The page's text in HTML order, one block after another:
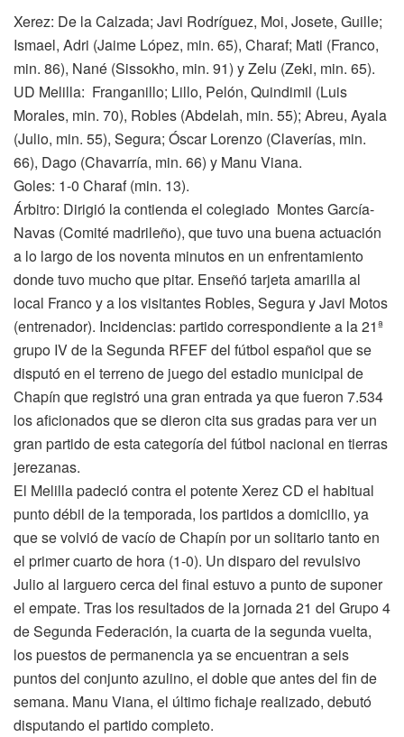
Xerez: De la Calzada; Javi Rodríguez, Moi, Josete, Guille;
Ismael, Adri (Jaime López, min. 65), Charaf; Mati (Franco,
min. 86), Nané (Sissokho, min. 91) y Zelu (Zeki, min. 65).
UD Melilla: Franganillo; Lillo, Pelón, Quindimil (Luis
Morales, min. 70), Robles (Abdelah, min. 55); Abreu, Ayala
(Julio, min. 55), Segura; Óscar Lorenzo (Claverías, min.
66), Dago (Chavarría, min. 66) y Manu Viana.
Goles: 1-0 Charaf (min. 13).
Árbitro: Dirigió la contienda el colegiado Montes García-
Navas (Comité madrileño), que tuvo una buena actuación
a lo largo de los noventa minutos en un enfrentamiento
donde tuvo mucho que pitar. Enseñó tarjeta amarilla al
local Franco y a los visitantes Robles, Segura y Javi Motos
(entrenador). Incidencias: partido correspondiente a la 21ª
grupo IV de la Segunda RFEF del fútbol español que se
disputó en el terreno de juego del estadio municipal de
Chapín que registró una gran entrada ya que fueron 7.534
los aficionados que se dieron cita sus gradas para ver un
gran partido de esta categoría del fútbol nacional en tierras
jerezanas.
El Melilla padeció contra el potente Xerez CD el habitual
punto débil de la temporada, los partidos a domicilio, ya
que se volvió de vacío de Chapín por un solitario tanto en
el primer cuarto de hora (1-0). Un disparo del revulsivo
Julio al larguero cerca del final estuvo a punto de suponer
el empate. Tras los resultados de la jornada 21 del Grupo 4
de Segunda Federación, la cuarta de la segunda vuelta,
los puestos de permanencia ya se encuentran a seis
puntos del conjunto azulino, el doble que antes del fin de
semana. Manu Viana, el último fichaje realizado, debutó
disputando el partido completo.